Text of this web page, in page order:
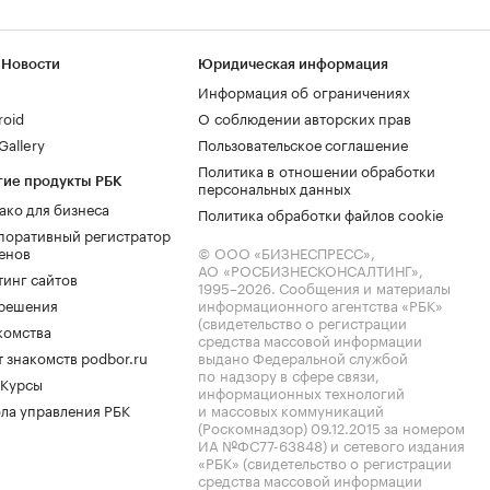
продукты РБК
для бизнеса
регистратор
сайтов
знакомств podbor.ru
управления РБК
Юридическая информация
Информация об ограничениях
О соблюдении авторских прав
Пользовательское соглашение
Политика в отношении обработки
персональных данных
Политика обработки файлов cookie
© ООО «БИЗНЕСПРЕСС»,
АО «РОСБИЗНЕСКОНСАЛТИНГ»,
1995–2026. Сообщения и материалы
информационного агентства «РБК»
(свидетельство о регистрации
средства массовой информации
выдано Федеральной службой
по надзору в сфере связи,
информационных технологий
и массовых коммуникаций
(Роскомнадзор) 09.12.2015 за номером
ИА №ФС77-63848) и сетевого издания
«РБК» (свидетельство о регистрации
средства массовой информации